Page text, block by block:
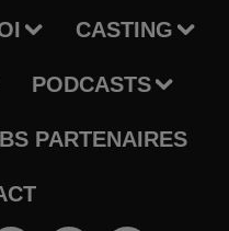
CASTING
PODCASTS
PARTENAIRES